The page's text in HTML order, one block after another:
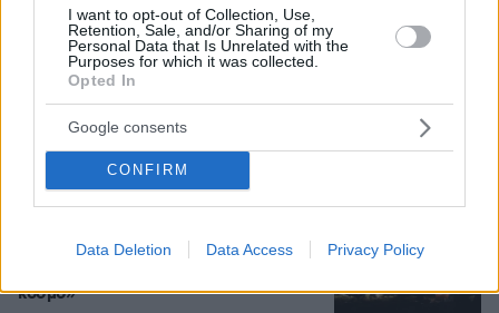
I want to opt-out of Collection, Use,
Retention, Sale, and/or Sharing of my
Personal Data that Is Unrelated with the
Purposes for which it was collected.
Opted In
Google consents
CONFIRM
Data Deletion Data Access Privacy Policy
Σε 57χρονη γυναίκα ανήκει η σορός
στον Λυκαβηττό, από πτώση ο
θάνατος
08.08.2026, 15:07
Το «σκουλήκι του διαβόλου» που ζει
αλλάζει όσα γνωρίζαμε για τη ζωή:
κόσμο»